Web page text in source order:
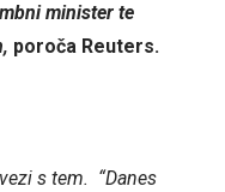
minister te
poroča Reuters.
s tem. “Danes